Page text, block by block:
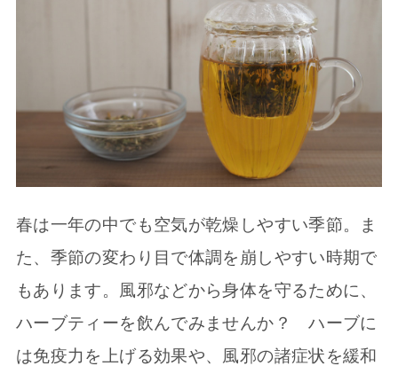
春は一年の中でも空気が乾燥しやすい季節。ま
た、季節の変わり目で体調を崩しやすい時期で
もあります。風邪などから身体を守るために、
ハーブティーを飲んでみませんか？ ハーブに
は免疫力を上げる効果や、風邪の諸症状を緩和